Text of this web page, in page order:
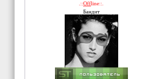
.::Offline::.
Бандит